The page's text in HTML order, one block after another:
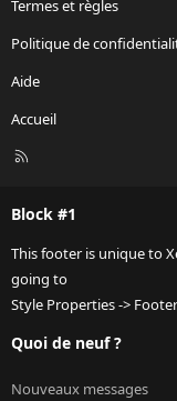
Termes et règles
Politique de
Aide
Accueil
R
Block #1
This footer is unique to
going to
Style Properties ->
Quoi de neuf ?
Nouveaux messages